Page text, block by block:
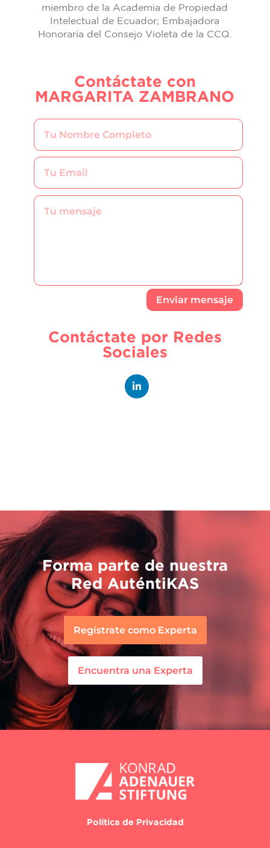
miembro de la Academia de Propiedad
Intelectual de Ecuador; Embajadora
Honoraria del Consejo Violeta de la CCQ.
Contáctate con
MARGARITA ZAMBRANO
Enviar mensaje
Contáctate por Redes
Sociales
Forma parte de nuestra
Red AuténtiKAS
Regístrate como Experta
Encuentra una Experta
Política de Privacidad